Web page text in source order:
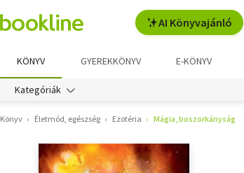
AI Könyvajánló
KÖNYV GYEREKKÖNYV E-KÖNYV
Kategóriák
Könyv Életmód, egészség Ezotéria Mágia, boszorkányság